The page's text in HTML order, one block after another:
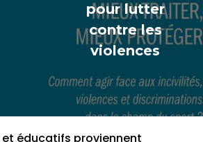
pour lutter
contre les
violences
et éducatifs proviennent